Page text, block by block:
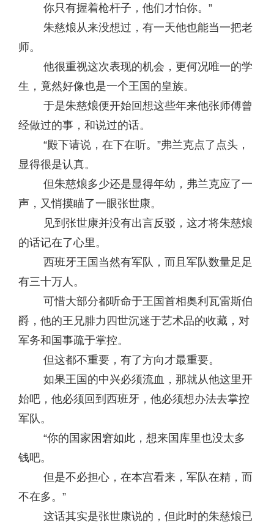
你只有握着枪杆子，他们才怕你。”
朱慈烺从来没想过，有一天他也能当一把老
师。
他很重视这次表现的机会，更何况唯一的学
生，竟然好像也是一个王国的皇族。
于是朱慈烺便开始回想这些年来他张师傅曾
经做过的事，和说过的话。
“殿下请说，在下在听。”弗兰克点了点头，
显得很是认真。
但朱慈烺多少还是显得年幼，弗兰克应了一
声，又悄摸瞄了一眼张世康。
见到张世康并没有出言反驳，这才将朱慈烺
的话记在了心里。
西班牙王国当然有军队，而且军队数量足足
有三十万人。
可惜大部分都听命于王国首相奥利瓦雷斯伯
爵，他的王兄腓力四世沉迷于艺术品的收藏，对
军务和国事疏于掌控。
但这都不重要，有了方向才最重要。
如果王国的中兴必须流血，那就从他这里开
始吧，他必须回到西班牙，他必须想办法去掌控
军队。
“你的国家困窘如此，想来国库里也没太多
钱吧。
但是不必担心，在本宫看来，军队在精，而
不在多。”
这话其实是张世康说的，但此时的朱慈烺已